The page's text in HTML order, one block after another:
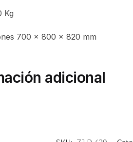
Kg
700 x 800 x 820 mm
adicional